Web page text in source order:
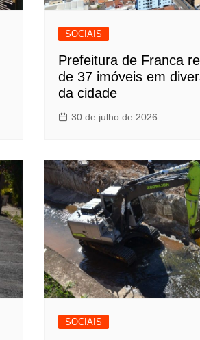
SOCIAIS
Prefeitura de Franca
de 37 imóveis em
da cidade
30 de julho de 2026
SOCIAIS